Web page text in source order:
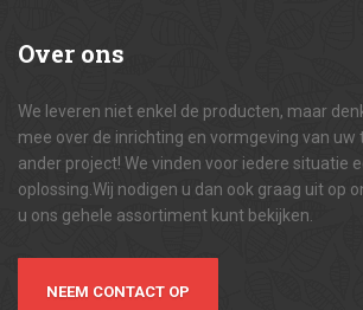
Over ons
We leveren niet enkel de producten, maar
mee over de inrichting en vormgeving van uw
ander project! We vinden voor iedere situatie
oplossing.Wij nodigen u dan ook graag uit op
u ons gehele assortiment kunt bekijken.
NEEM CONTACT OP